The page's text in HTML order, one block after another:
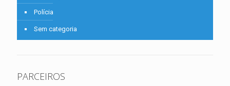
Polícia
Sem categoria
PARCEIROS